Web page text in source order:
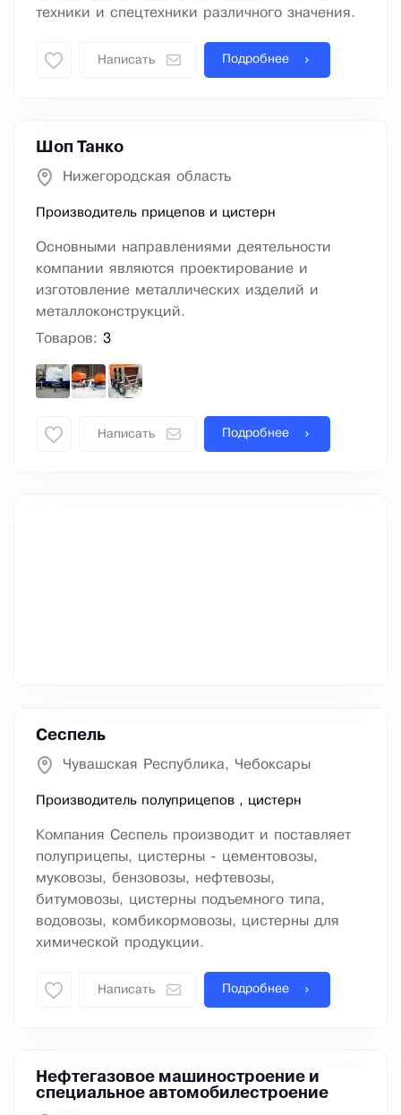
техники и спецтехники различного значения.
Написать Подробнее
Шоп Танко
Нижегородская область
Производитель прицепов и цистерн
Основными направлениями деятельности
компании являются проектирование и
изготовление металлических изделий и
металлоконструкций.
Товаров: 3
Написать Подробнее
Сеспель
Чувашская Республика, Чебоксары
Производитель полуприцепов , цистерн
Компания Сеспель производит и поставляет
полуприцепы, цистерны - цементовозы,
муковозы, бензовозы, нефтевозы,
битумовозы, цистерны подъемного типа,
водовозы, комбикормовозы, цистерны для
химической продукции.
Написать Подробнее
Нефтегазовое машиностроение и
специальное автомобилестроение